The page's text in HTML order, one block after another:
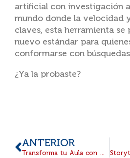
artificial con investigación
mundo donde la velocidad
claves, esta herramienta se
nuevo estándar para
conformarse con
¿Ya la probaste?
ANTERIOR
Transforma tu Aula con NotebookLM: Diseña y Crea Recursos Educativos con el Poder de la IA